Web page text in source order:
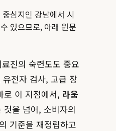
심지인 강남에서 시
있으므로, 아래 원문
진의 숙련도도 중요
전자 검사, 고급 장
로 이 지점에서, 라움
을 넘어, 소비자의
의 기준을 재정립하고